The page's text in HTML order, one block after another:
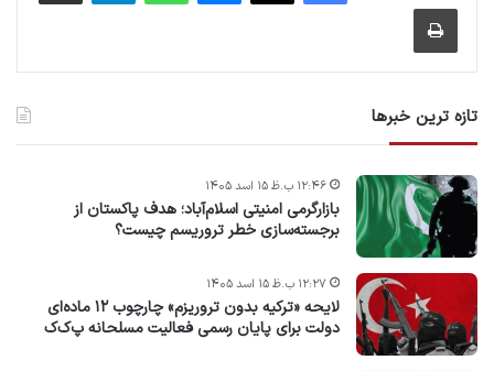
تازه ترین خبرها
بازارگرمی امنیتی اسلام‌آباد؛ هدف پاکستان از
برجسته‌سازی خطر تروریسم چیست؟
۱۲:۴۶ ب.ظ ۱۵ اسد ۱۴۰۵
لایحه «ترکیه بدون تروریزم» چارچوب ۱۲ ماده‌ای
دولت برای پایان رسمی فعالیت مسلحانه پ‌ک‌ک
۱۲:۲۷ ب.ظ ۱۵ اسد ۱۴۰۵